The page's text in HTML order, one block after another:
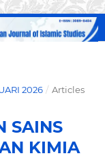
2026 / Articles
SAINS
KIMIA